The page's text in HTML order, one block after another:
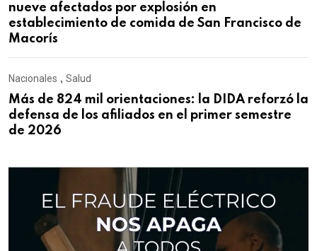
nueve afectados por explosión en
establecimiento de comida de San Francisco de
Macorís
Nacionales , Salud
Más de 824 mil orientaciones: la DIDA reforzó la
defensa de los afiliados en el primer semestre
de 2026